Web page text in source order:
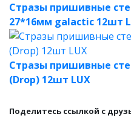
Стразы пришивные
27*16мм galactic 12шт
Стразы пришивные
(Drop) 12шт LUX
Поделитесь ссылкой с